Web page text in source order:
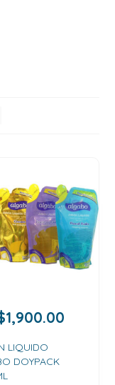
1,900.00
LIQUIDO
DOYPACK